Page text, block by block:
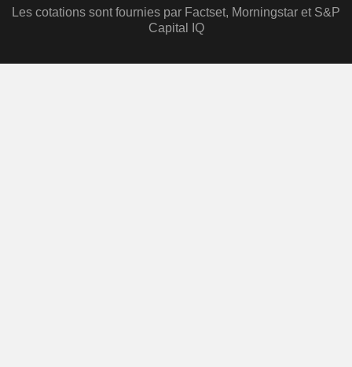
Les cotations sont fournies par Factset, Morningstar et S&P
Capital IQ